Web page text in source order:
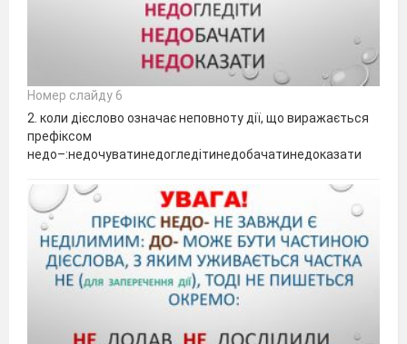
Номер слайду 6
2. коли дієслово означає неповноту дії, що виражається
префіксом
недо–:недочуватинедогледітинедобачатинедоказати